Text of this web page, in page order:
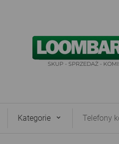
SKUP - SPRZEDAŻ -
Kategorie Telefony